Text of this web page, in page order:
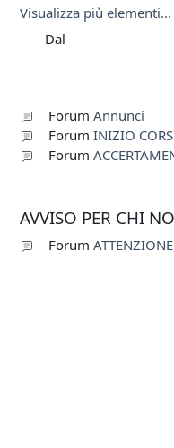
Visualizza più elementi...
Dal
Forum Annunci
Forum INIZIO
Forum
AVVISO PER CHI
Forum